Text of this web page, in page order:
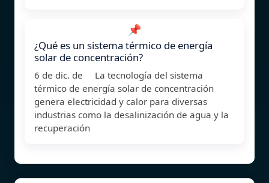
📌
¿Qué es un sistema térmico de energía
solar de concentración?
6 de dic. de La tecnología del sistema
térmico de energía solar de concentración
genera electricidad y calor para diversas
industrias como la desalinización de agua y la
recuperación